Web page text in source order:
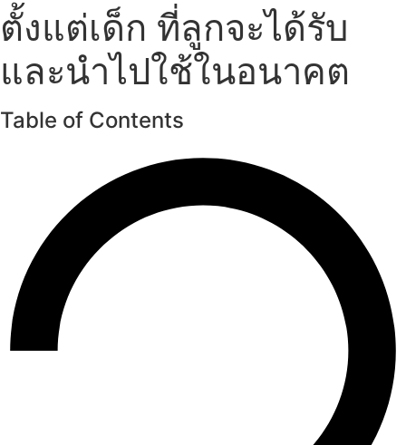
ตั้งแต่เด็ก ที่ลูกจะได้รับ
และนำไปใช้ในอนาคต
Table of Contents